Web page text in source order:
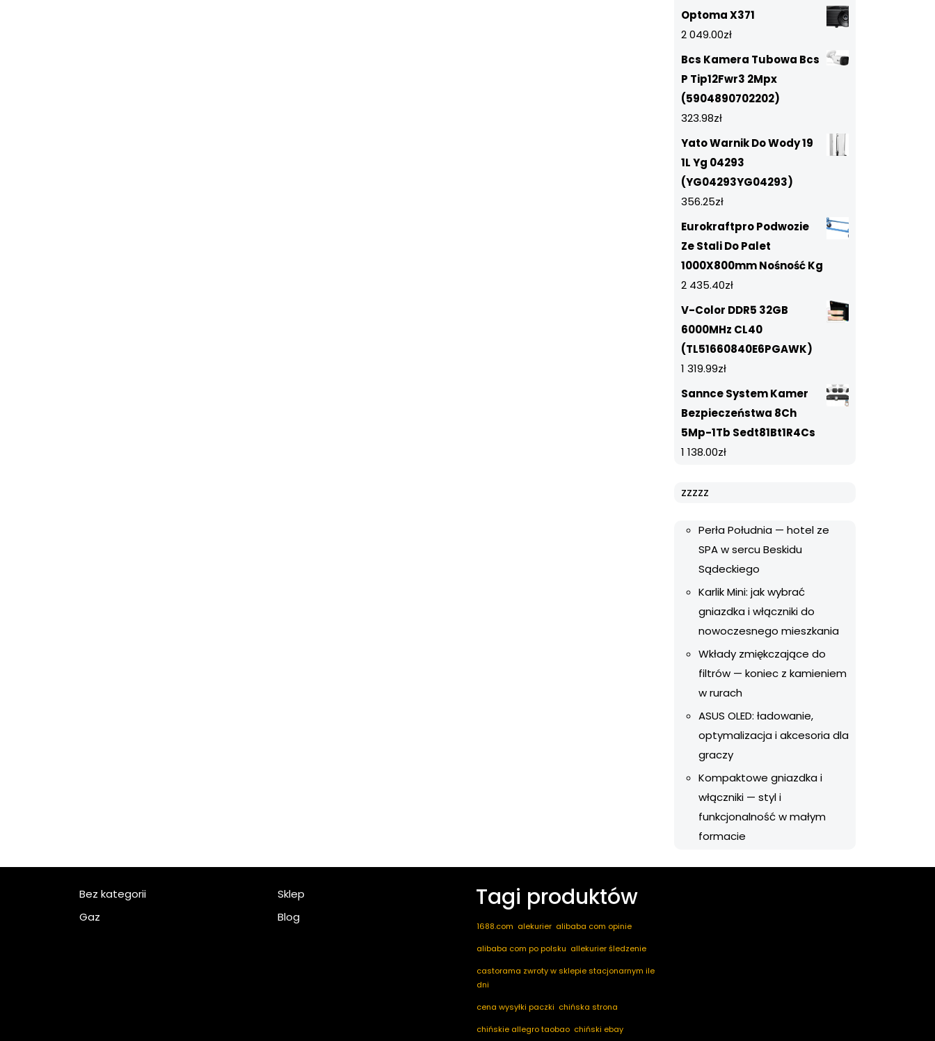
Optoma X371
2 049.00zł
Bcs Kamera Tubowa Bcs
P Tip12Fwr3 2Mpx
(5904890702202)
323.98zł
Yato Warnik Do Wody 19
1L Yg 04293
(YG04293YG04293)
356.25zł
Eurokraftpro Podwozie
Ze Stali Do Palet
1000X800mm Nośność Kg
2 435.40zł
V-Color DDR5 32GB
6000MHz CL40
(TL51660840E6PGAWK)
1 319.99zł
Sannce System Kamer
Bezpieczeństwa 8Ch
5Mp-1Tb Sedt81Bt1R4Cs
1 138.00zł
zzzzz
Perła Południa — hotel ze
SPA w sercu Beskidu
Sądeckiego
Karlik Mini: jak wybrać
gniazdka i włączniki do
nowoczesnego mieszkania
Wkłady zmiękczające do
filtrów — koniec z kamieniem
w rurach
ASUS OLED: ładowanie,
optymalizacja i akcesoria dla
graczy
Kompaktowe gniazdka i
włączniki — styl i
funkcjonalność w małym
formacie
Bez kategorii
Gaz
Sklep
Blog
Tagi produktów
1688.com alekurier alibaba com opinie
alibaba com po polsku allekurier śledzenie
castorama zwroty w sklepie stacjonarnym ile
dni
cena wysyłki paczki chińska strona
chińskie allegro taobao chiński ebay